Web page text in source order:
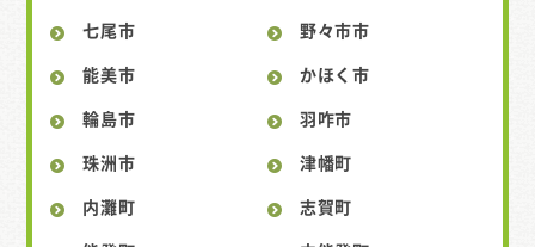
七尾市
野々市市
能美市
かほく市
輪島市
羽咋市
珠洲市
津幡町
内灘町
志賀町